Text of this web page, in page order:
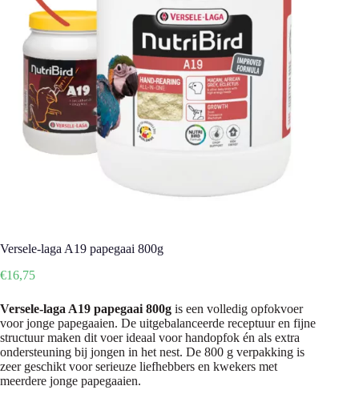
Versele-laga A19 papegaai 800g
€16,75
Versele-laga A19 papegaai 800g is een volledig opfokvoer
voor jonge papegaaien. De uitgebalanceerde receptuur en fijne
structuur maken dit voer ideaal voor handopfok én als extra
ondersteuning bij jongen in het nest. De 800 g verpakking is
zeer geschikt voor serieuze liefhebbers en kwekers met
meerdere jonge papegaaien.